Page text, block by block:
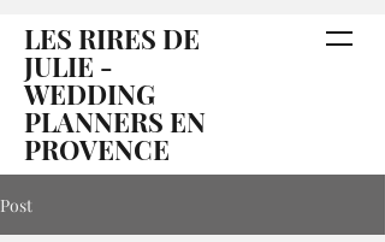
LES RIRES DE
JULIE -
WEDDING
PLANNERS EN
PROVENCE
Post